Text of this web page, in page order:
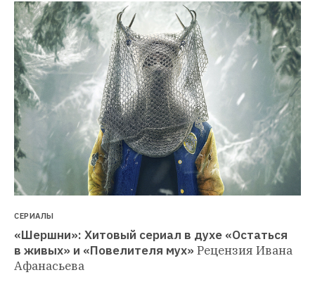
СЕРИАЛЫ
«Шершни»: Хитовый сериал в духе «Остаться
в живых» и «Повелителя мух» Рецензия Ивана
Афанасьева